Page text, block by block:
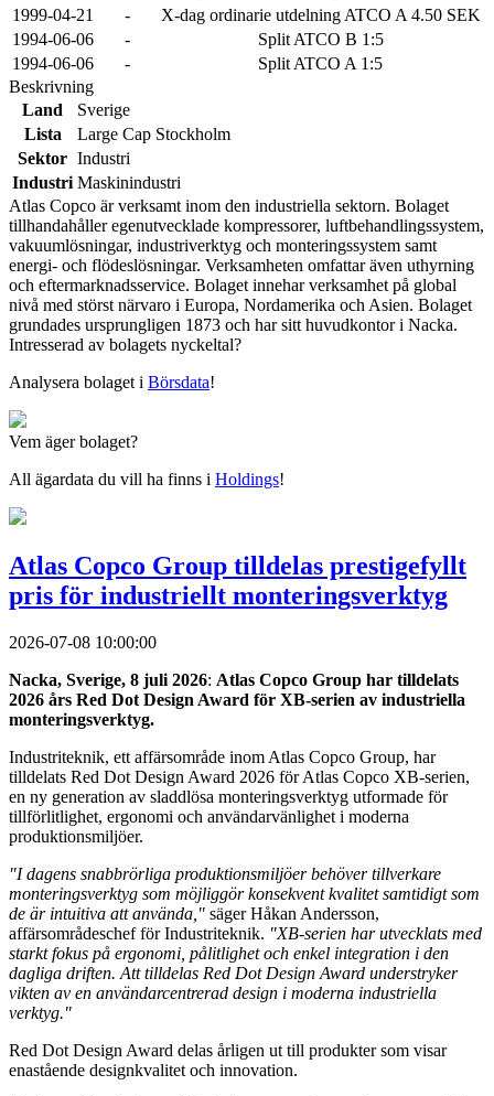
1999-04-21
-
X-dag ordinarie utdelning ATCO A 4.50 SEK
1994-06-06
-
Split ATCO B 1:5
1994-06-06
-
Split ATCO A 1:5
Beskrivning
Land
Sverige
Lista
Large Cap Stockholm
Sektor Industri
Industri Maskinindustri
Atlas Copco är verksamt inom den industriella sektorn. Bolaget
tillhandahåller egenutvecklade kompressorer, luftbehandlingssystem,
vakuumlösningar, industriverktyg och monteringssystem samt
energi- och flödeslösningar. Verksamheten omfattar även uthyrning
och eftermarknadsservice. Bolaget innehar verksamhet på global
nivå med störst närvaro i Europa, Nordamerika och Asien. Bolaget
grundades ursprungligen 1873 och har sitt huvudkontor i Nacka.
Intresserad av bolagets nyckeltal?
Analysera bolaget i Börsdata!
Vem äger bolaget?
All ägardata du vill ha finns i Holdings!
Atlas Copco Group tilldelas prestigefyllt
pris för industriellt monteringsverktyg
2026-07-08 10:00:00
Nacka, Sverige, 8 juli 2026: Atlas Copco Group har tilldelats
2026 års Red Dot Design Award för XB-serien av industriella
monteringsverktyg.
Industriteknik, ett affärsområde inom Atlas Copco Group, har
tilldelats Red Dot Design Award 2026 för Atlas Copco XB-serien,
en ny generation av sladdlösa monteringsverktyg utformade för
tillförlitlighet, ergonomi och användarvänlighet i moderna
produktionsmiljöer.
"I dagens snabbrörliga produktionsmiljöer behöver tillverkare
monteringsverktyg som möjliggör konsekvent kvalitet samtidigt som
de är intuitiva att använda," säger Håkan Andersson,
affärsområdeschef för Industriteknik. "XB-serien har utvecklats med
starkt fokus på ergonomi, pålitlighet och enkel integration i den
dagliga driften. Att tilldelas Red Dot Design Award understryker
vikten av en användarcentrerad design i moderna industriella
verktyg."
Red Dot Design Award delas årligen ut till produkter som visar
enastående designkvalitet och innovation.